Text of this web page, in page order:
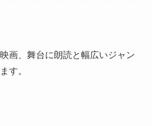
画、舞台に朗読と幅広いジャン
す。